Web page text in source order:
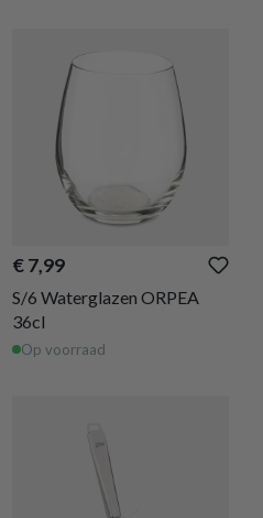
€ 7,99
S/6 Waterglazen ORPEA
36cl
Op voorraad